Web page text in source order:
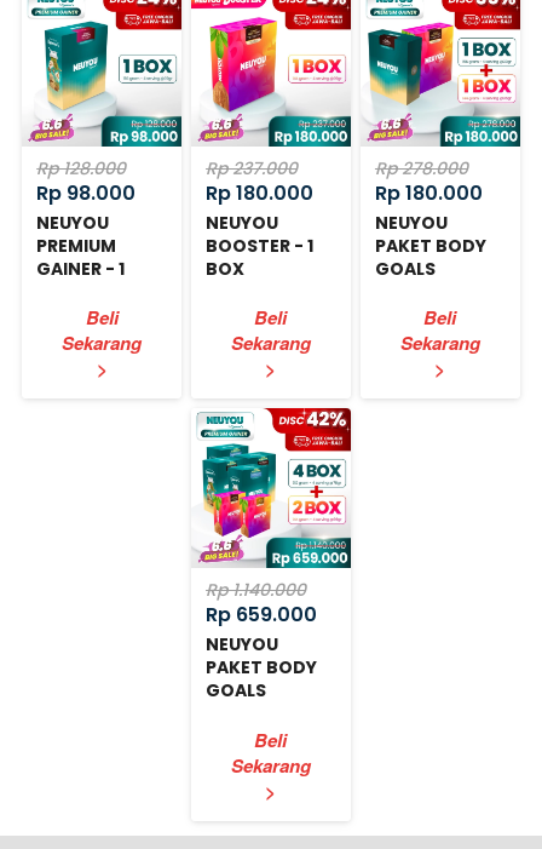
Rp 128.000
Rp 98.000
NEUYOU
PREMIUM
GAINER - 1
`
Beli
Sekarang
>
Rp 237.000
Rp 180.000
NEUYOU
BOOSTER - 1
BOX
`
Beli
Sekarang
>
Rp 278.000
Rp 180.000
NEUYOU
PAKET BODY
GOALS
`
Beli
Sekarang
>
Rp 1.140.000
Rp 659.000
NEUYOU
PAKET BODY
GOALS
`
Beli
Sekarang
>